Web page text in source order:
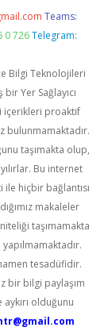
Teams:
0 726 Telegram:
Bilgi Teknolojileri
Yer Sağlayıcı
içerikleri proaktif
bulunmamaktadır.
taşımakta olup,
Bu internet
hiçbir bağlantısı
makaleler
taşımamakta
tesadüfidir.
bir bilgi paylaşım
olduğunu